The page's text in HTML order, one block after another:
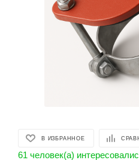
В ИЗБРАННОЕ
61 человек(а)